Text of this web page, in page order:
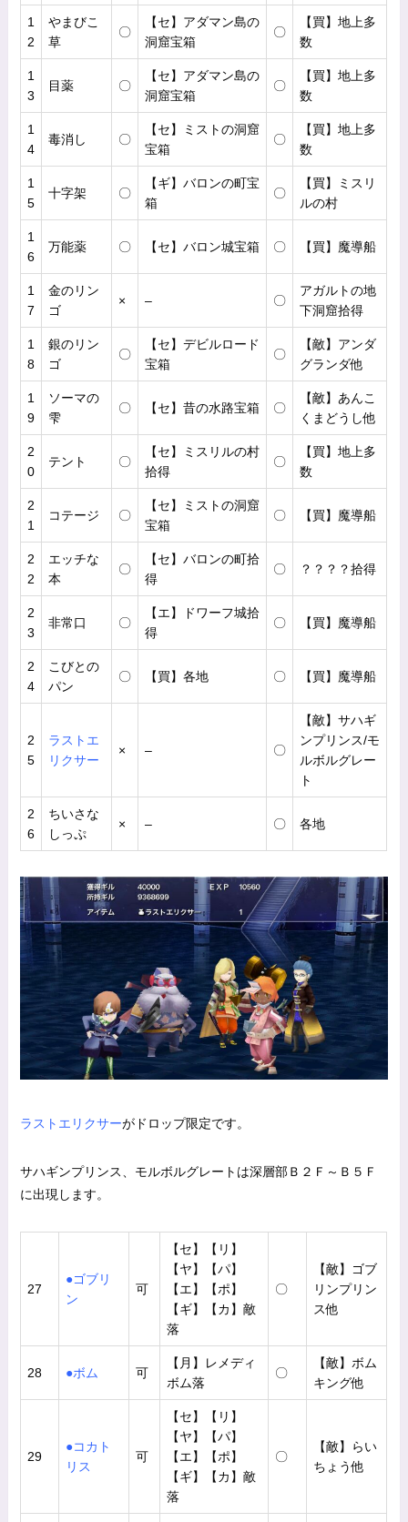
1
2
やまびこ
草
〇
【セ】アダマン島の
洞窟宝箱
〇
【買】地上多
数
1
3
目薬 〇
【セ】アダマン島の
洞窟宝箱
〇
【買】地上多
数
1
4
毒消し 〇
【セ】ミストの洞窟
宝箱
〇
【買】地上多
数
1
5
十字架 〇
【ギ】バロンの町宝
箱
〇
【買】ミスリ
ルの村
1
6
万能薬 〇 【セ】バロン城宝箱 〇 【買】魔導船
1
7
金のリン
ゴ
× – 〇
アガルトの地
下洞窟拾得
1
8
銀のリン
ゴ
〇
【セ】デビルロード
宝箱
〇
【敵】アンダ
グランダ他
1
9
ソーマの
雫
〇 【セ】昔の水路宝箱 〇
【敵】あんこ
くまどうし他
2
0
テント 〇
【セ】ミスリルの村
拾得
〇
【買】地上多
数
2
1
コテージ 〇
【セ】ミストの洞窟
宝箱
〇 【買】魔導船
2
2
エッチな
本
〇
【セ】バロンの町拾
得
〇 ？？？？拾得
2
3
非常口 〇
【エ】ドワーフ城拾
得
〇 【買】魔導船
2
4
こびとの
パン
〇 【買】各地 〇 【買】魔導船
2
5
ラストエ
リクサー
× – 〇
【敵】サハギ
ンプリンス/モ
ルボルグレー
ト
2
6
ちいさな
しっぷ
× – 〇 各地
ラストエリクサーがドロップ限定です。
サハギンプリンス、モルボルグレートは深層部Ｂ２Ｆ～Ｂ５Ｆ
に出現します。
27
●ゴブリ
ン
可
【セ】【リ】
【ヤ】【パ】
【エ】【ポ】
【ギ】【カ】敵
落
〇
【敵】ゴブ
リンプリン
ス他
28 ●ボム 可
【月】レメディ
ボム落
〇
【敵】ボム
キング他
29
●コカト
リス
可
【セ】【リ】
【ヤ】【パ】
【エ】【ポ】
【ギ】【カ】敵
落
〇
【敵】らい
ちょう他